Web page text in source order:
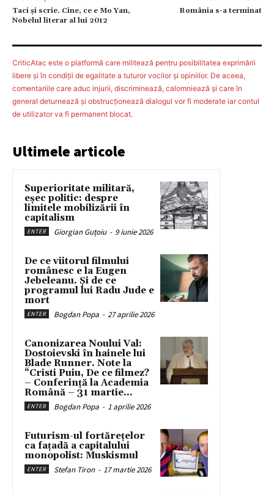
Taci şi scrie. Cine, ce e Mo Yan,
Nobelul literar al lui 2012
România s-a terminat
CriticAtac este o platformă care militează pentru posibilitatea exprimării
libere şi în condiţii de egalitate a tuturor vocilor şi opiniilor. De aceea,
comentariile care aduc injurii, discriminează, calomniează şi care în
general deturnează şi obstrucţionează dialogul vor fi moderate iar contul
de utilizator va fi permanent blocat.
Ultimele articole
Superioritate militară,
eșec politic: despre
limitele mobilizării în
capitalism
ENTER Giorgian Guțoiu - 9 iunie 2026
De ce viitorul filmului
românesc e la Eugen
Jebeleanu. Și de ce
programul lui Radu Jude e
mort
ENTER Bogdan Popa - 27 aprilie 2026
Canonizarea Noului Val:
Dostoievski în hainele lui
Blade Runner. Note la
“Cristi Puiu, De ce filmez?
– Conferință la Academia
Română – 31 martie...
ENTER Bogdan Popa - 1 aprilie 2026
Futurism-ul fortărețelor
ca fațadă a capitalului
monopolist: Muskismul
ENTER Stefan Tiron - 17 martie 2026